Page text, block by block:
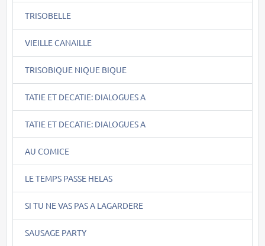
TRISOBELLE
VIEILLE CANAILLE
TRISOBIQUE NIQUE BIQUE
TATIE ET DECATIE: DIALOGUES A
TATIE ET DECATIE: DIALOGUES A
AU COMICE
LE TEMPS PASSE HELAS
SI TU NE VAS PAS A LAGARDERE
SAUSAGE PARTY